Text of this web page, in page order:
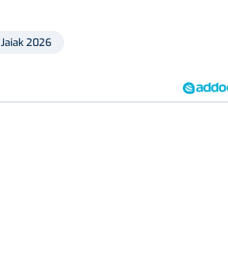
Jaiak 2026